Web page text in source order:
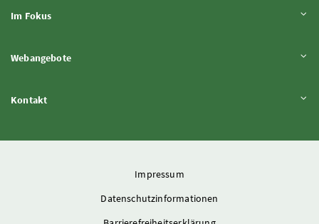
Im FokusInhalt aufklappen
WebangeboteInhalt aufklappen
KontaktInhalt aufklappen
Impressum
Datenschutzinformationen